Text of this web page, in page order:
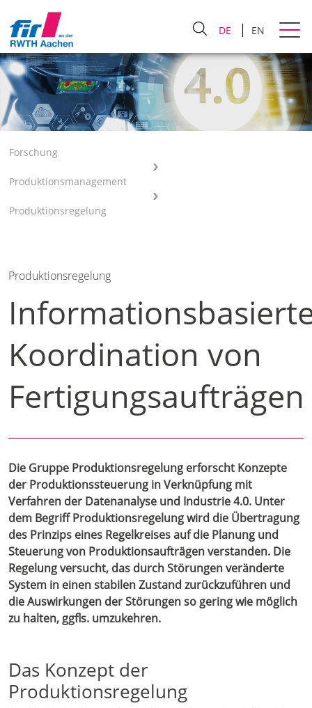
DE EN
Forschung
Produktionsmanagement
Produktionsregelung
Produktionsregelung
Koordination von
Fertigungsaufträgen
Die Gruppe Produktionsregelung erforscht Konzepte
der Produktionssteuerung in Verknüpfung mit
Verfahren der Datenanalyse und Industrie 4.0. Unter
dem Begriff Produktionsregelung wird die Übertragung
des Prinzips eines Regelkreises auf die Planung und
Steuerung von Produktionsaufträgen verstanden. Die
Regelung versucht, das durch Störungen veränderte
System in einen stabilen Zustand zurückzuführen und
die Auswirkungen der Störungen so gering wie möglich
zu halten, ggfls. umzukehren.
Das Konzept der
Produktionsregelung